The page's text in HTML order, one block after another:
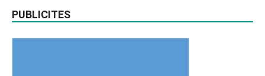
PUBLICITES